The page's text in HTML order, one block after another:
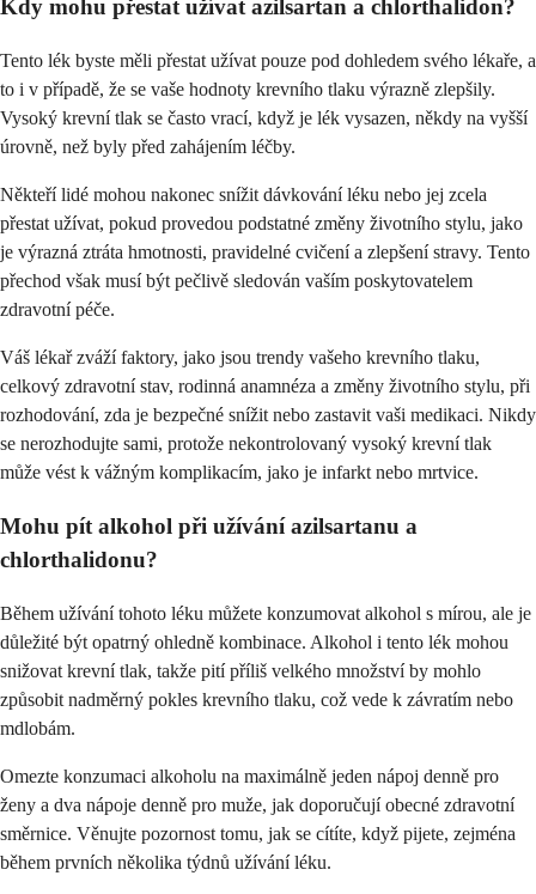
Kdy mohu přestat užívat azilsartan a chlorthalidon?
Tento lék byste měli přestat užívat pouze pod dohledem svého lékaře, a
to i v případě, že se vaše hodnoty krevního tlaku výrazně zlepšily.
Vysoký krevní tlak se často vrací, když je lék vysazen, někdy na vyšší
úrovně, než byly před zahájením léčby.
Někteří lidé mohou nakonec snížit dávkování léku nebo jej zcela
přestat užívat, pokud provedou podstatné změny životního stylu, jako
je výrazná ztráta hmotnosti, pravidelné cvičení a zlepšení stravy. Tento
přechod však musí být pečlivě sledován vaším poskytovatelem
zdravotní péče.
Váš lékař zváží faktory, jako jsou trendy vašeho krevního tlaku,
celkový zdravotní stav, rodinná anamnéza a změny životního stylu, při
rozhodování, zda je bezpečné snížit nebo zastavit vaši medikaci. Nikdy
se nerozhodujte sami, protože nekontrolovaný vysoký krevní tlak
může vést k vážným komplikacím, jako je infarkt nebo mrtvice.
Mohu pít alkohol při užívání azilsartanu a
chlorthalidonu?
Během užívání tohoto léku můžete konzumovat alkohol s mírou, ale je
důležité být opatrný ohledně kombinace. Alkohol i tento lék mohou
snižovat krevní tlak, takže pití příliš velkého množství by mohlo
způsobit nadměrný pokles krevního tlaku, což vede k závratím nebo
mdlobám.
Omezte konzumaci alkoholu na maximálně jeden nápoj denně pro
ženy a dva nápoje denně pro muže, jak doporučují obecné zdravotní
směrnice. Věnujte pozornost tomu, jak se cítíte, když pijete, zejména
během prvních několika týdnů užívání léku.